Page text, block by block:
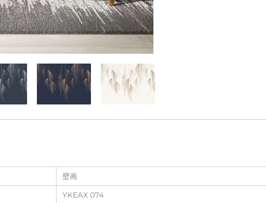
壁画
YKEAX 074